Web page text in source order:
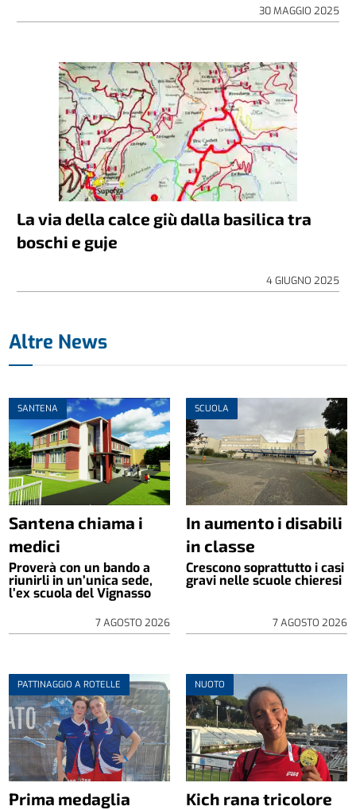
30 MAGGIO 2025
La via della calce giù dalla basilica tra
boschi e guje
4 GIUGNO 2025
Altre News
SANTENA
Santena chiama i
medici
Proverà con un bando a
riunirli in un’unica sede,
l’ex scuola del Vignasso
7 AGOSTO 2026
SCUOLA
In aumento i disabili
in classe
Crescono soprattutto i casi
gravi nelle scuole chieresi
7 AGOSTO 2026
PATTINAGGIO A ROTELLE
Prima medaglia
NUOTO
Kich rana tricolore